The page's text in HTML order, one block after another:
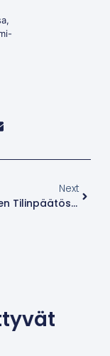
Next
Toiminimen Tilinpäätös Pohja